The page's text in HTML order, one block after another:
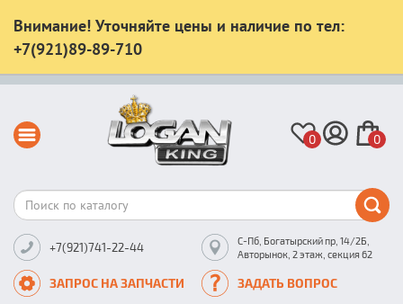
Внимание! Уточняйте цены и наличие по тел:
+7(921)89-89-710
0 0
+7(921)741-22-44
С-Пб, Богатырский пр, 14/2Б,
Авторынок, 2 этаж, секция 62
ЗАПРОС НА ЗАПЧАСТИ ЗАДАТЬ ВОПРОС